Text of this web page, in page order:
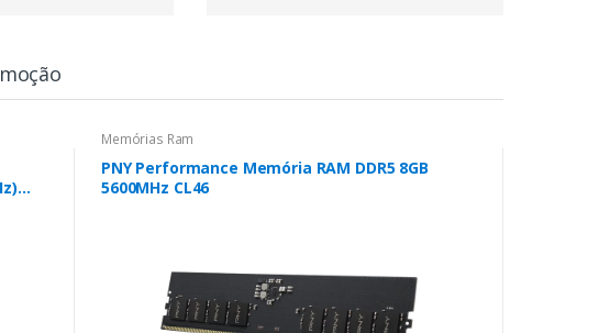
Memórias Ram
PNY Performance Memória RAM DDR5 8GB
5600MHz CL46